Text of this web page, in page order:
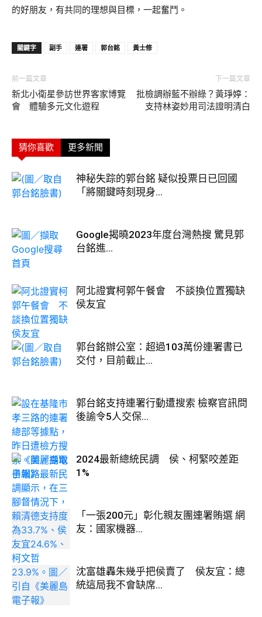
的好朋友，有共同的理想與目標，一起奮鬥。
關鍵字 副手 連署 郭台銘 黃士修
前一篇文章
新北小衛星參訪世界客家博覽
會 體驗多元文化遊程
下一篇文章
批檢調辦藍不辦綠？黃琤婷：
支持林姿妙用司法證明清白
猜你喜歡 更多新聞
神秘失踪的郭台銘 疑似投票日已回國
「將關鍵時刻現身...
Google揭曉2023年度台灣熱搜 驚見郭
台銘進...
阿北證實柯郭午餐會 不談換位置獨缺
侯友宜
郭台銘辦公室：超過103萬份連署書已
交付，目前截止...
郭台銘支持連署行動遭搜索 檢察官訊問
後諭令5人交保...
2024最新總統民調 侯、柯緊咬差距
1%
「一張200元」彰化親友團連署賄選 網
友：國家機器...
沈富雄轟朱幾乎把侯賣了 侯友宜：總
統這局我不會缺席...